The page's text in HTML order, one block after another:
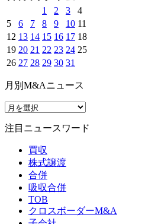
1
2 3
4
5
6 7 8 9 10 11
12 13 14 15 16 17 18
19 20 21 22 23 24 25
26 27 28 29 30 31
月別M&Aニュース
注目ニュースワード
買収
株式譲渡
合併
吸収合併
TOB
クロスボーダーM&A